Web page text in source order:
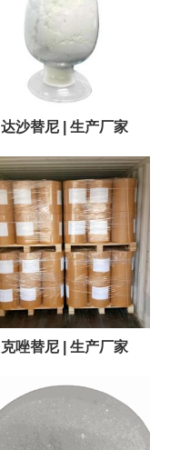
达沙替尼 | 生产厂家
克唑替尼 | 生产厂家